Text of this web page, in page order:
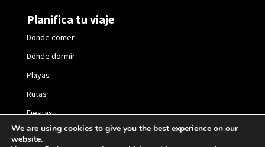
Planifica tu viaje
Dónde comer
Dónde dormir
Playas
Rutas
Fiestas
We are using cookies to give you the best experience on our
website.